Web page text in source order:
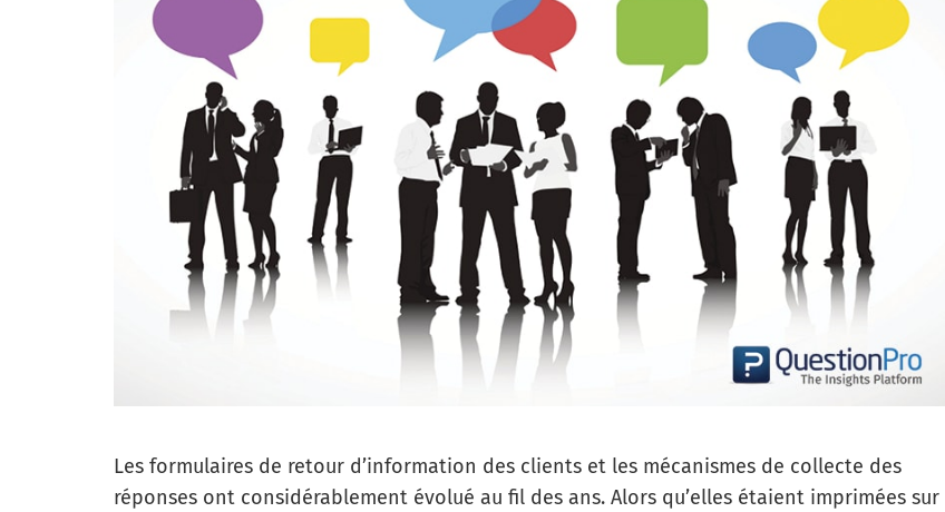
Les formulaires de retour d’information des clients et les mécanismes de collecte des
réponses ont considérablement évolué au fil des ans. Alors qu’elles étaient imprimées sur